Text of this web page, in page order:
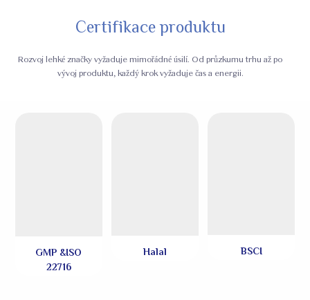
Certifikace produktu
Rozvoj lehké značky vyžaduje mimořádné úsilí. Od průzkumu trhu až po
vývoj produktu, každý krok vyžaduje čas a energii.
GMP &ISO
22716
Halal BSCI